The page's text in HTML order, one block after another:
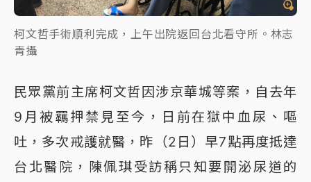
柯文哲手術順利完成，上午出院返回台北看守所。林志
青攝
民眾黨前主席柯文哲因涉京華城等案，自去年
9月被羈押禁見至今，日前在獄中血尿、嘔
吐，多次戒護就醫，昨（2日）早7點再度抵達
台北醫院，陳佩琪受訪稱只知要開泌尿道的